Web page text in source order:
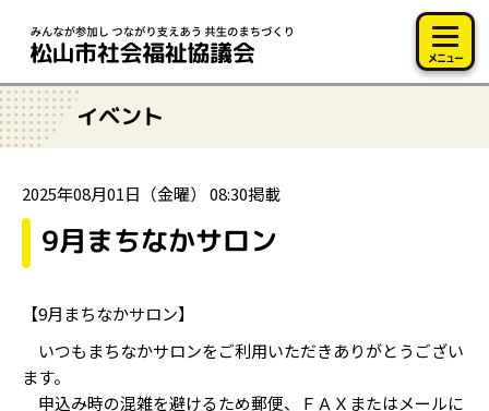
メニュー
イベント
2025年08月01日（金曜） 08:30掲載
9月まちなかサロン
【9月まちなかサロン】
いつもまちなかサロンをご利用いただきありがとうござい
ます。
申込み時の混雑を避けるため郵便、ＦＡＸまたはメールに